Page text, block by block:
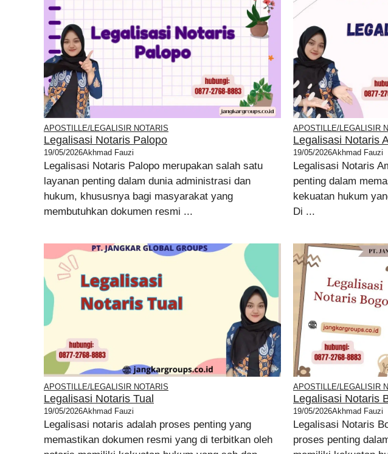
APOSTILLE/LEGALISIR NOTARIS
Legalisasi Notaris Palopo
19/05/2026Akhmad Fauzi
Legalisasi Notaris Palopo merupakan salah satu
layanan penting dalam dunia administrasi dan
hukum, khususnya bagi masyarakat yang
membutuhkan dokumen resmi ...
APOSTILLE/LEGALISIR
Legalisasi Notaris
19/05/2026Akhmad Fauzi
Legalisasi Notaris
penting dalam
kekuatan hukum
Di ...
APOSTILLE/LEGALISIR NOTARIS
Legalisasi Notaris Tual
19/05/2026Akhmad Fauzi
Legalisasi notaris adalah proses penting yang
memastikan dokumen resmi yang di terbitkan oleh
APOSTILLE/LEGALISIR
Legalisasi Notaris
19/05/2026Akhmad Fauzi
Legalisasi Notaris
proses penting